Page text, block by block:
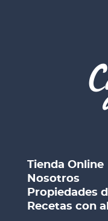
Tienda Online
Nosotros
Propiedades
Recetas con